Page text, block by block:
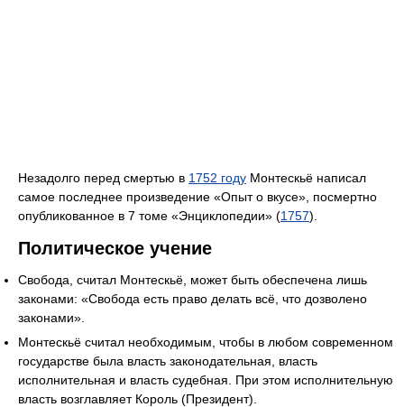
Незадолго перед смертью в 1752 году Монтескьё написал
самое последнее произведение «Опыт о вкусе», посмертно
опубликованное в 7 томе «Энциклопедии» (1757).
Политическое учение
Свобода, считал Монтескьё, может быть обеспечена лишь
законами: «Свобода есть право делать всё, что дозволено
законами».
Монтескьё считал необходимым, чтобы в любом современном
государстве была власть законодательная, власть
исполнительная и власть судебная. При этом исполнительную
власть возглавляет Король (Президент).